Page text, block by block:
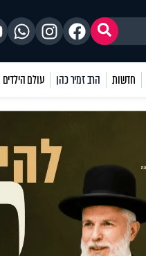
חדשות הרב זמיר כהן עולם הילדים